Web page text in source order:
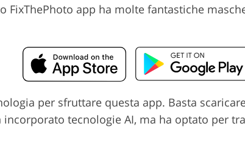
FixThePhoto app ha molte fantastiche
per sfruttare questa app. Basta
tecnologie AI, ma ha optato per